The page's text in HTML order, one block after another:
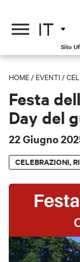
IT
Sito
HOME / EVENTI /
Festa
Day del
22 Giugno
CELEBRAZIONI,